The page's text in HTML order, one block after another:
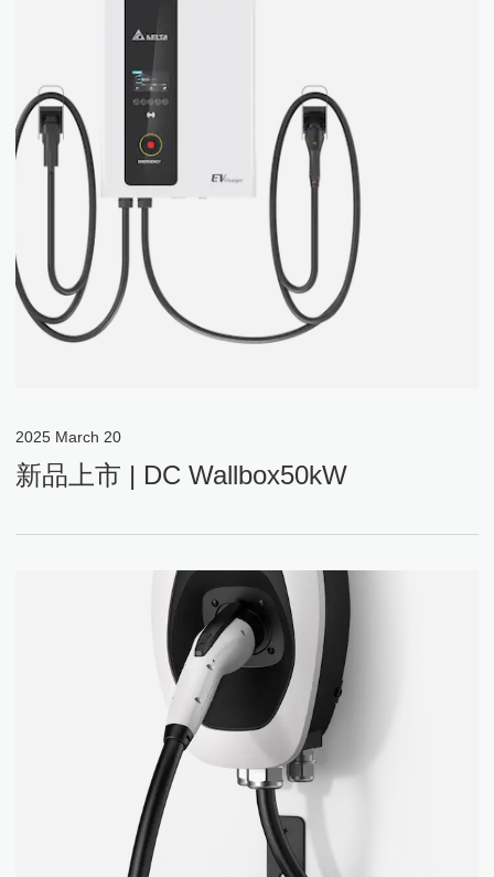
2025 March 20
新品上市 | DC Wallbox50kW